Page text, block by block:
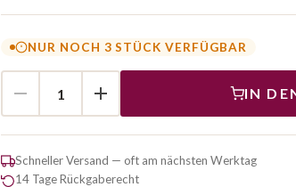
NUR NOCH 3 STÜCK VERFÜGBAR
IN
Schneller Versand — oft am nächsten Werktag
14 Tage Rückgaberecht